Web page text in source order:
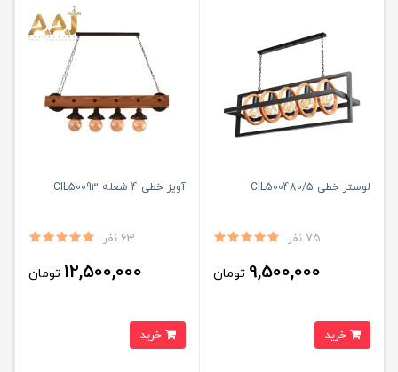
لوستر خطی CIL500480/5
75 نفر
9,500,000 تومان
آویز خطی 4 شعله CIL50093
63 نفر
12,500,000 تومان